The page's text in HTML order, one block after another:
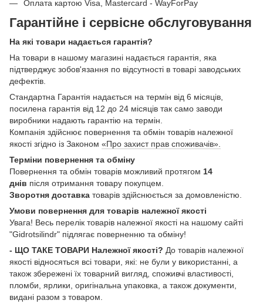
Оплата картою Visa, Mastercard - WayForPay
Гарантійне і сервісне обслуговування
На які товари надається гарантія?
На товари в нашому магазині надається гарантія, яка
підтверджує зобов'язання по відсутності в товарі заводських
дефектів.
Стандартна Гарантія надається на термін від 6 місяців,
посилена гарантія від 12 до 24 місяців так само заводи
виробники надають гарантію на термін.
Компанія здійснює повернення та обмін товарів належної
якості згідно із Законом «Про захист прав споживачів».
Терміни повернення та обміну
Повернення та обмін товарів можливий протягом 14
днів після отримання товару покупцем.
Зворотня доставка товарів здійснюється за домовленістю.
Умови повернення для товарів належної якості
Увага! Весь перелік товарів належної якості на нашому сайті
"Gidrotsilindr" підлягає поверненню та обміну!
- ЩО ТАКЕ ТОВАРИ Належної якості? До товарів належної
якості відносяться всі товари, які: не були у використанні, а
також збережені їх товарний вигляд, споживчі властивості,
пломби, ярлики, оригінальна упаковка, а також документи,
видані разом з товаром.